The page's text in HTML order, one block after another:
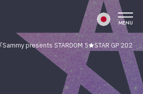
MENU
「Sammy presents STARDOM 5★STAR GP 2026